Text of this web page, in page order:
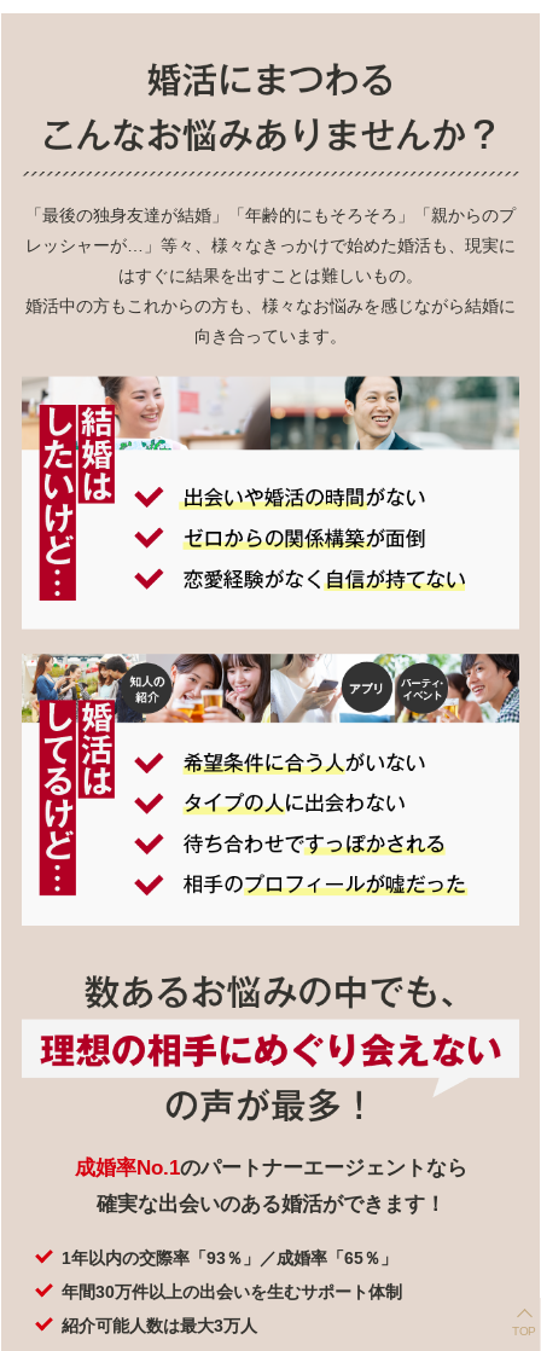
「最後の独身友達が結婚」「年齢的にもそろそろ」「親からのプ
レッシャーが…」等々、様々なきっかけで始めた婚活も、現実に
はすぐに結果を出すことは難しいもの。
婚活中の方もこれからの方も、様々なお悩みを感じながら結婚に
向き合っています。
成婚率No.1のパートナーエージェントなら
確実な出会いのある婚活ができます！
1年以内の交際率「93％」／成婚率「65％」
年間30万件以上の出会いを生むサポート体制
紹介可能人数は最大3万人
TOP